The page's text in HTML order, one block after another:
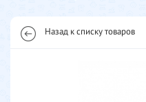
Назад к списку товаров